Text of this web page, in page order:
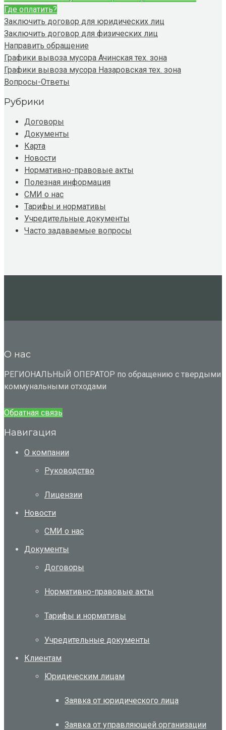
Где оплатить?
Заключить договор для юридических лиц
Заключить договор для физических лиц
Направить обращение
Графики вывоза мусора Ачинская тех. зона
Графики вывоза мусора Назаровская тех. зона
Вопросы-Ответы
Рубрики
Договоры
Документы
Карта
Новости
Нормативно-правовые акты
Полезная информация
СМИ о нас
Тарифы и нормативы
Учредительные документы
Часто задаваемые вопросы
О нас
РЕГИОНАЛЬНЫЙ ОПЕРАТОР по обращению с твердыми
коммунальными отходами
Обратная связь
Навигация
О компании
Руководство
Лицензии
Новости
СМИ о нас
Документы
Договоры
Нормативно-правовые акты
Тарифы и нормативы
Учредительные документы
Клиентам
Юридическим лицам
Заявка от юридического лица
Заявка от управляющей организации